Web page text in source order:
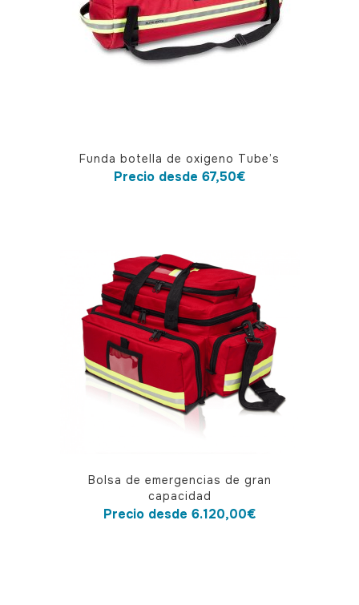
producto
opciones
pueden
elegir
Funda botella de oxigeno Tube’s
Precio desde 67,50€
Bolsa de emergencias de gran
capacidad
Precio desde 6.120,00€